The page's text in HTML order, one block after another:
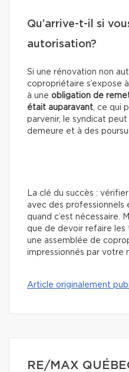
Qu’arrive-t-il si
autorisation?
Si une rénovation non
copropriétaire s’expose
à une obligation de
était auparavant, ce qui
parvenir, le syndicat
demeure et à des
La clé du succès :
avec des professionnels
quand c’est nécessaire.
que de devoir refaire les
une assemblée de
impressionnés par votre
Article originalement
RE/MAX